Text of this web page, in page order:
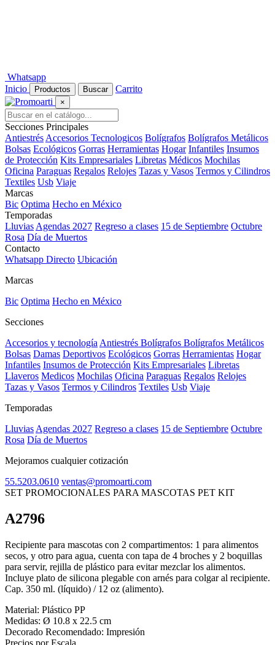
Whatsapp
Inicio
Productos Buscar Carrito
×
Secciones Principales
Antiestrés Accesorios Tecnologicos Bolígrafos Bolígrafos Metálicos
Bolsas Ecológicos Gorras Herramientas Hogar Infantiles Insumos
de Protección Kits Empresariales Libretas Médicos Mochilas
Oficina Paraguas Regalos Relojes Tazas y Vasos Termos y Cilindros
Textiles Usb Viaje
Marcas
Bic Optima Hecho en México
Temporadas
Lluvias Agendas 2027 Regreso a clases 15 de Septiembre Octubre
Rosa Día de Muertos
Contacto
Whatsapp Directo Ubicación
Marcas
Bic Optima Hecho en México
Secciones
Accesorios y tecnología Antiestrés Bolígrafos Bolígrafos Metálicos
Bolsas Damas Deportivos Ecológicos Gorras Herramientas Hogar
Infantiles Insumos de Protección Kits Empresariales Libretas
Llaveros Medicos Mochilas Oficina Paraguas Regalos Relojes
Tazas y Vasos Termos y Cilindros Textiles Usb Viaje
Temporadas
Lluvias Agendas 2027 Regreso a clases 15 de Septiembre Octubre
Rosa Día de Muertos
Mejoramos cualquier cotización
55.5203.0610 ventas@promoarti.com
SET PROMOCIONALES PARA MASCOTAS PET KIT
A2796
Recipiente para mascotas con 2 compartimentos: 1 para alimentos
secos, y otro para agua, cuenta con tapa de 4 broches y 2 boquillas
para servir, rejilla de plástico para evitar mezclar los alimentos.
Incluye plato de silicona plegable con arnés para colgar al recipiente.
Cap. 350 ml. (líquido) / 12 oz (alimento).
Material: Plástico PP
Medidas: Ø 10.8 x 22.5 cm
Decorado Recomendado: Impresión